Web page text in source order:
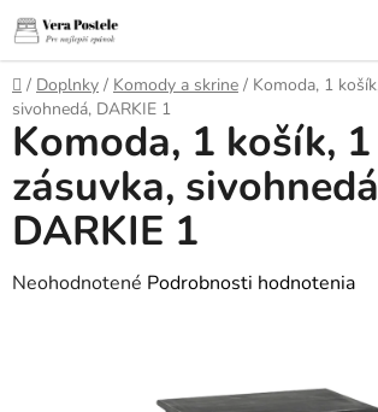
Prejsť
na
obsah
Domov
/ Doplnky / Komody a skrine / Komoda, 1
sivohnedá, DARKIE 1
Komoda, 1 košík, 1
zásuvka,
DARKIE 1
Priemerné
Neohodnotené Podrobnosti hodnotenia